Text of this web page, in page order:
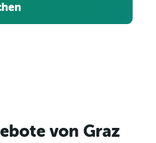
von Graz